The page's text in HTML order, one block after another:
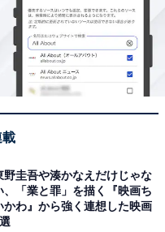
ング…喪服の意外と細
載
野圭吾や湊かなえだけじゃな
、「業と罪」を描く『映画ち
かわ』から強く連想した映画